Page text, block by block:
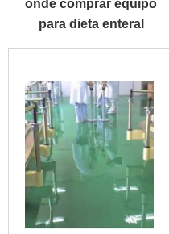
onde comprar equipo
para dieta enteral